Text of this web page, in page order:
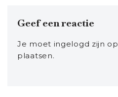
Geef een reactie
Je moet ingelogd zijn op
plaatsen.